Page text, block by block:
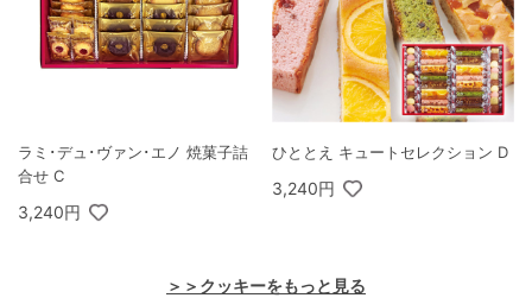
ラミ･デュ･ヴァン･エノ 焼菓子詰
合せ C
3,240円
ひととえ キュートセレクション D
3,240円
＞＞クッキーをもっと見る